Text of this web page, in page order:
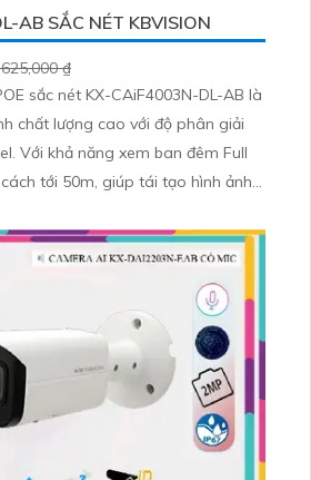
AB SẮC NÉT KBVISION
₫
sắc nét KX-CAiF4003N-DL-AB là
chất lượng cao với độ phân giải
Full
tới 50m, giúp tái tạo hình ảnh
bị giảm chất lượng truyền tải dữ liệu